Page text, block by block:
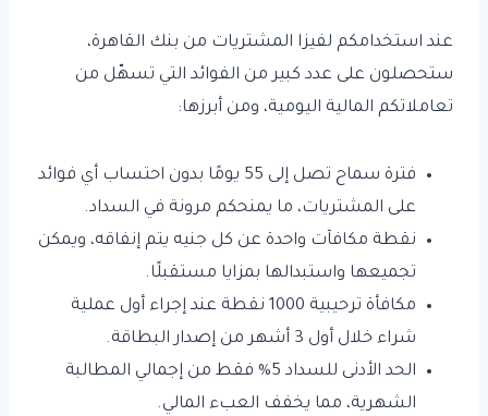
عند استخدامكم لفيزا المشتريات من بنك القاهرة،
ستحصلون على عدد كبير من الفوائد التي تسهّل من
تعاملاتكم المالية اليومية، ومن أبرزها:
فترة سماح تصل إلى 55 يومًا بدون احتساب أي فوائد
على المشتريات، ما يمنحكم مرونة في السداد.
نقطة مكافآت واحدة عن كل جنيه يتم إنفاقه، ويمكن
تجميعها واستبدالها بمزايا مستقبلًا.
مكافأة ترحيبية 1000 نقطة عند إجراء أول عملية
شراء خلال أول 3 أشهر من إصدار البطاقة.
الحد الأدنى للسداد 5% فقط من إجمالي المطالبة
الشهرية، مما يخفف العبء المالي.